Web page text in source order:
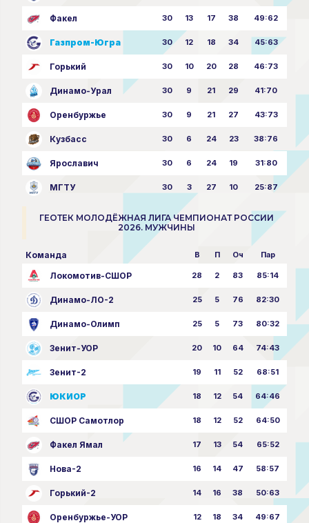
Факел 30 13 17 38 49:62
Газпром-Югра 30 12 18 34 45:63
Горький 30 10 20 28 46:73
Динамо-Урал 30 9 21 29 41:70
Оренбуржье 30 9 21 27 43:73
Кузбасс 30 6 24 23 38:76
Ярославич 30 6 24 19 31:80
МГТУ 30 3 27 10 25:87
ГЕОТЕК МОЛОДЁЖНАЯ ЛИГА ЧЕМПИОНАТ РОССИИ
2026. МУЖЧИНЫ
Команда В П Оч Пар
Локомотив-СШОР 28 2 83 85:14
Динамо-ЛО-2 25 5 76 82:30
Динамо-Олимп 25 5 73 80:32
Зенит-УОР 20 10 64 74:43
Зенит-2 19 11 52 68:51
ЮКИОР 18 12 54 64:46
СШОР Самотлор 18 12 52 64:50
Факел Ямал 17 13 54 65:52
Нова-2 16 14 47 58:57
Горький-2 14 16 38 50:63
Оренбуржье-УОР 12 18 34 49:67